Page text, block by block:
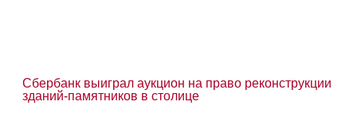
Сбербанк выиграл аукцион на право реконструкции
зданий-памятников в столице